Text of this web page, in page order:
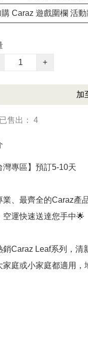
購 Caraz 遊戲圍欄 活
+
加
已售出： 4
灣專區】預訂5-10天
業、最齊全的Caraz產
空運快速送達您手中🌟
銷Caraz Leaf系列，清
家庭或小家庭都適用，